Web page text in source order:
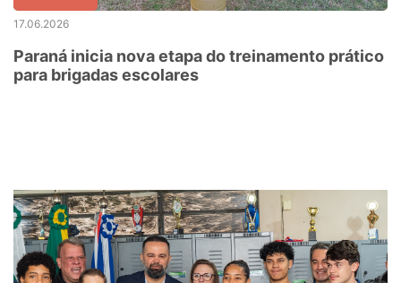
17.06.2026
Paraná inicia nova etapa do treinamento prático
para brigadas escolares